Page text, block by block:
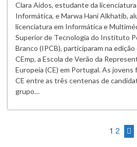
Clara Aidos, estudante da
Informática, e Marwa Hani Alkhatib,
licenciatura em Informática e
Superior de Tecnologia do Instituto
Branco (IPCB), participaram na
CEmp, a Escola de Verão da
Europeia (CE) em Portugal. As jovens
CE entre as três centenas de
grupo…
1 2